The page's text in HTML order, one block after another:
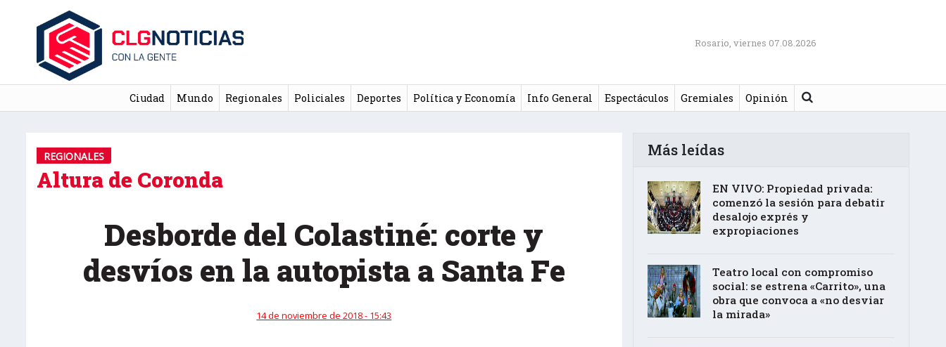
Rosario, viernes 07.08.2026
Ciudad Mundo Regionales Policiales Deportes Política y Economía Info General Espectáculos Gremiales Opinión Buscar
REGIONALES
Altura de Coronda
Desborde del Colastiné: corte y
desvíos en la autopista a Santa Fe
14 de noviembre de 2018 - 15:43
Más leídas
EN VIVO: Propiedad privada:
comenzó la sesión para debatir
desalojo exprés y
expropiaciones
Teatro local con compromiso
social: se estrena «Carrito», una
obra que convoca a «no desviar
la mirada»